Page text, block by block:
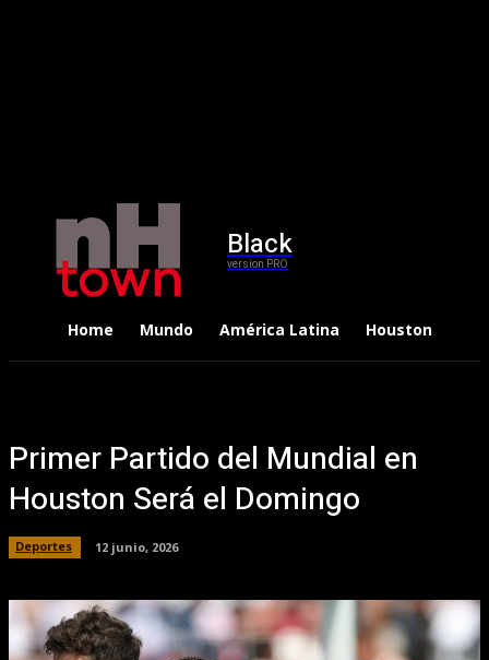
Black
version PRO
Home Mundo América Latina Houston
Primer Partido del Mundial en
Houston Será el Domingo
Deportes 12 junio, 2026